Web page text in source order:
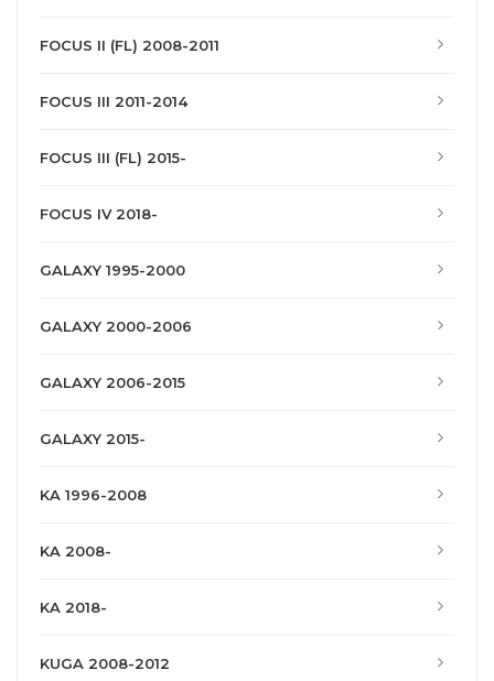
FOCUS II (FL) 2008-2011
FOCUS III 2011-2014
FOCUS III (FL) 2015-
FOCUS IV 2018-
GALAXY 1995-2000
GALAXY 2000-2006
GALAXY 2006-2015
GALAXY 2015-
KA 1996-2008
KA 2008-
KA 2018-
KUGA 2008-2012